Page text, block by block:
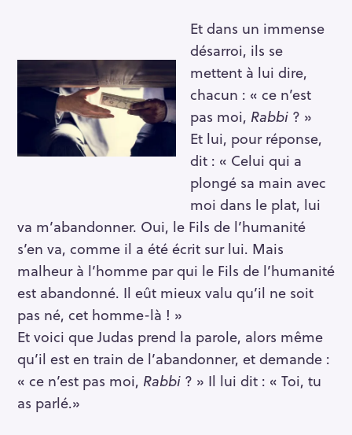
Et dans un immense
désarroi, ils se
mettent à lui dire,
chacun : « ce n’est
pas moi, Rabbi ? »
Et lui, pour réponse,
dit : « Celui qui a
plongé sa main avec
moi dans le plat, lui
va m’abandonner. Oui, le Fils de l’humanité
s’en va, comme il a été écrit sur lui. Mais
malheur à l’homme par qui le Fils de l’humanité
est abandonné. Il eût mieux valu qu’il ne soit
pas né, cet homme-là ! »
Et voici que Judas prend la parole, alors même
qu’il est en train de l’abandonner, et demande :
« ce n’est pas moi, Rabbi ? » Il lui dit : « Toi, tu
as parlé.»